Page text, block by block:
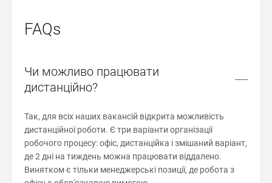
FAQs
Чи можливо працювати
дистанційно?
Так, для всіх наших вакансій відкрита можливість
дистанційної роботи. Є три варіанти організації
робочого процесу: офіс, дистанційка і змішаний варіант,
де 2 дні на тиждень можна працювати віддалено.
Винятком є тільки менеджерські позиції, де робота з